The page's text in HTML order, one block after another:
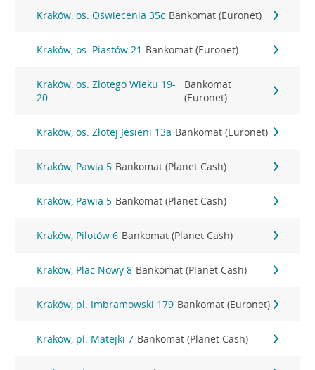
Kraków, os. Oświecenia 35c Bankomat (Euronet)
Kraków, os. Piastów 21 Bankomat (Euronet)
Kraków, os. Złotego Wieku 19-
20
Bankomat
(Euronet)
Kraków, os. Złotej Jesieni 13a Bankomat (Euronet)
Kraków, Pawia 5 Bankomat (Planet Cash)
Kraków, Pawia 5 Bankomat (Planet Cash)
Kraków, Pilotów 6 Bankomat (Planet Cash)
Kraków, Plac Nowy 8 Bankomat (Planet Cash)
Kraków, pl. Imbramowski 179 Bankomat (Euronet)
Kraków, pl. Matejki 7 Bankomat (Planet Cash)